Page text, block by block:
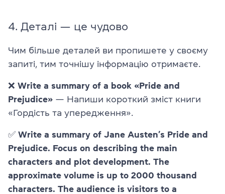
4. Деталі — це чудово
Чим більше деталей ви пропишете у своєму
запиті, тим точнішу інформацію отримаєте.
❌ Write a summary of a book «Pride and
Prejudice» — Напиши короткий зміст книги
«Гордість та упередження».
✅ Write a summary of Jane Austen’s Pride and
Prejudice. Focus on describing the main
characters and plot development. The
approximate volume is up to 2000 thousand
characters. The audience is visitors to a